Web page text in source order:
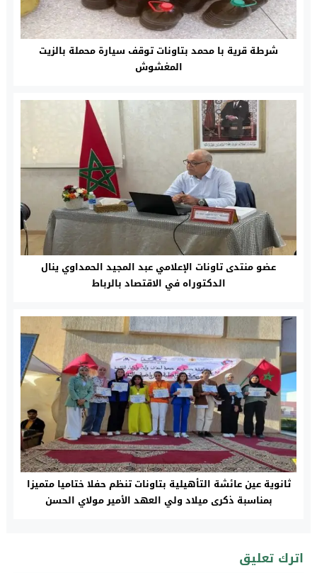
شرطة قرية با محمد بتاونات توقف سيارة محملة بالزيت
المغشوش
عضو منتدى تاونات الإعلامي عبد المجيد الحمداوي ينال
الدكتوراه في الاقتصاد بالرباط
ثانوية عين عائشة التأهيلية بتاونات تنظم حفلا ختاميا متميزا
بمناسبة ذكرى ميلاد ولي العهد الأمير مولاي الحسن
اترك تعليق